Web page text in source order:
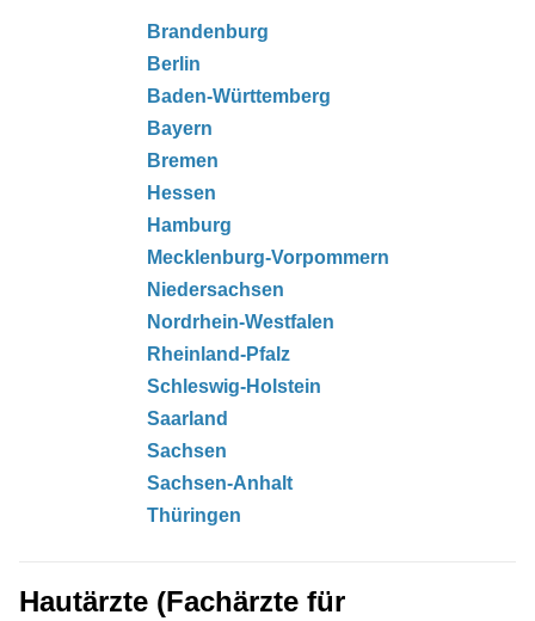
Brandenburg
Berlin
Baden-Württemberg
Bayern
Bremen
Hessen
Hamburg
Mecklenburg-Vorpommern
Niedersachsen
Nordrhein-Westfalen
Rheinland-Pfalz
Schleswig-Holstein
Saarland
Sachsen
Sachsen-Anhalt
Thüringen
Hautärzte (Fachärzte für